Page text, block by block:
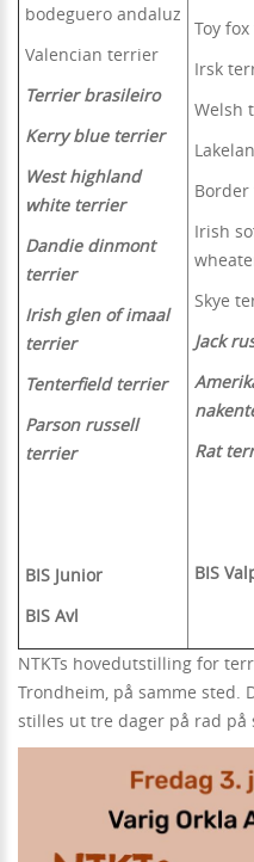
bodeguero andaluz
Valencian terrier
Terrier brasileiro
Kerry blue terrier
West highland
white terrier
Dandie dinmont
terrier
Irish glen of imaal
terrier
Tenterfield terrier
Parson russell
terrier
BIS Junior
BIS Avl
Toy
Irsk
Welsh
Irish
Skye
Jack
Rat
BIS
NTKTs hovedutstilling for
Trondheim, på samme sted.
stilles ut tre dager på rad på